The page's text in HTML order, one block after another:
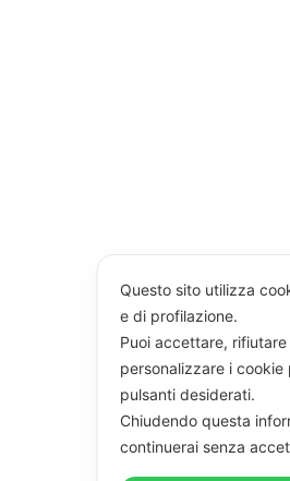
Questo sito utilizza
e di profilazione.
Puoi accettare, rifiutare
personalizzare i cookie
pulsanti desiderati.
Chiudendo questa
continuerai senza